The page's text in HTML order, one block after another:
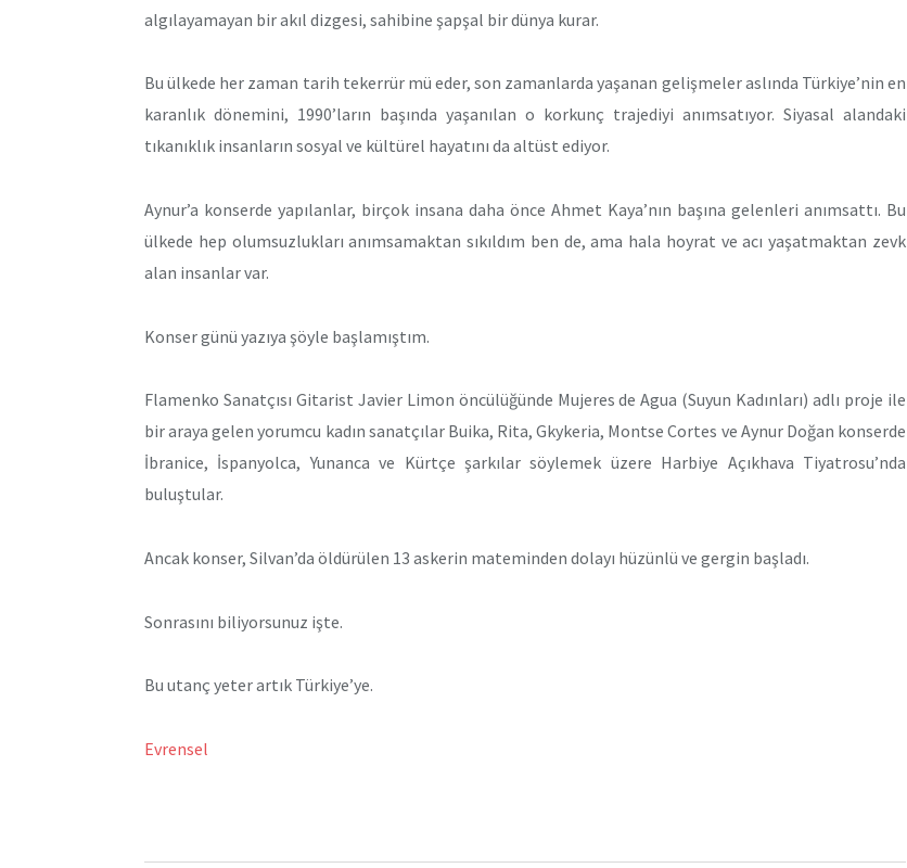
algılayamayan bir akıl dizgesi, sahibine şapşal bir dünya kurar.
Bu ülkede her zaman tarih tekerrür mü eder, son zamanlarda yaşanan gelişmeler aslında Türkiye’nin en
karanlık dönemini, 1990’ların başında yaşanılan o korkunç trajediyi anımsatıyor. Siyasal alandaki
tıkanıklık insanların sosyal ve kültürel hayatını da altüst ediyor.
Aynur’a konserde yapılanlar, birçok insana daha önce Ahmet Kaya’nın başına gelenleri anımsattı. Bu
ülkede hep olumsuzlukları anımsamaktan sıkıldım ben de, ama hala hoyrat ve acı yaşatmaktan zevk
alan insanlar var.
Konser günü yazıya şöyle başlamıştım.
Flamenko Sanatçısı Gitarist Javier Limon öncülüğünde Mujeres de Agua (Suyun Kadınları) adlı proje ile
bir araya gelen yorumcu kadın sanatçılar Buika, Rita, Gkykeria, Montse Cortes ve Aynur Doğan konserde
İbranice, İspanyolca, Yunanca ve Kürtçe şarkılar söylemek üzere Harbiye Açıkhava Tiyatrosu’nda
buluştular.
Ancak konser, Silvan’da öldürülen 13 askerin mateminden dolayı hüzünlü ve gergin başladı.
Sonrasını biliyorsunuz işte.
Bu utanç yeter artık Türkiye’ye.
Evrensel